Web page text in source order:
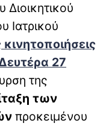
Ιατρικού
27
της
των
προκειμένου